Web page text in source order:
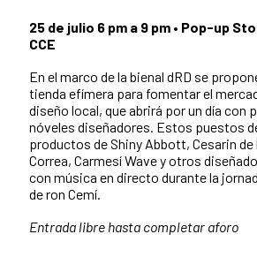
25 de julio 6 pm a 9 pm • Pop-up
CCE
En el marco de la bienal dRD se
tienda efímera para fomentar el
diseño local, que abrirá por un día con
nóveles diseñadores. Estos puestos
productos de Shiny Abbott, Cesarin de
Correa, Carmesí Wave y otros
con música en directo durante la
de ron Cemí.
Entrada libre hasta completar aforo